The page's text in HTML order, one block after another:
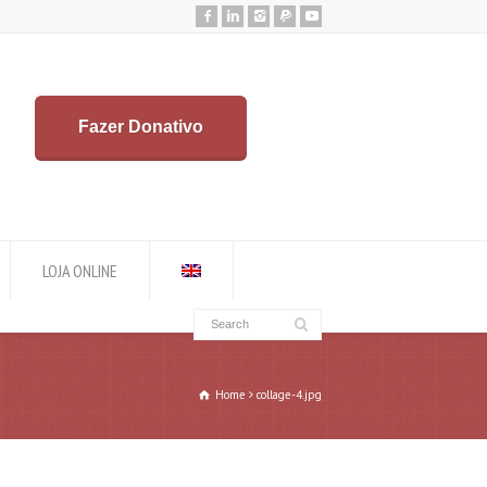
Fazer Donativo
LOJA ONLINE
Home collage-4.jpg